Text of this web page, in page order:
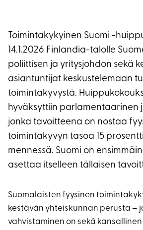
Toimintakykyinen Suomi -
14.1.2026 Finlandia-talolle
poliittisen ja yritysjohdon sekä
asiantuntijat keskustelemaan
toimintakyvystä.
hyväksyttiin parlamentaarinen
jonka tavoitteena on nostaa
toimintakyvyn tasoa 15
mennessä. Suomi on
asettaa itselleen tällaisen
Suomalaisten fyysinen
kestävän yhteiskunnan perusta –
vahvistaminen on sekä